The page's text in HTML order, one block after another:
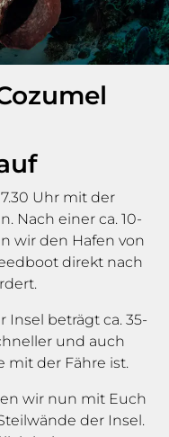
Uhr mit der
Nach einer ca. 10-
wir den Hafen von
direkt nach
Insel beträgt ca. 35-
und auch
mit der Fähre ist.
wir nun mit Euch
der Insel.